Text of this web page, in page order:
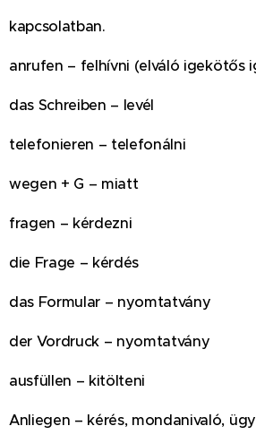
kapcsolatban.
anrufen – felhívni (elváló igekötős
das Schreiben – levél
telefonieren – telefonálni
wegen + G – miatt
fragen – kérdezni
die Frage – kérdés
das Formular – nyomtatvány
der Vordruck – nyomtatvány
ausfüllen – kitölteni
Anliegen – kérés, mondanivaló, ügy